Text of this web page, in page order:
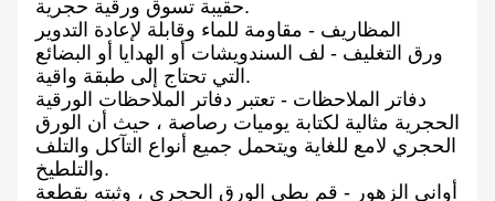
حقيبة تسوق ورقية حجرية.
المظاريف - مقاومة للماء وقابلة لإعادة التدوير
ورق التغليف - لف السندويشات أو الهدايا أو البضائع
التي تحتاج إلى طبقة واقية.
دفاتر الملاحظات - تعتبر دفاتر الملاحظات الورقية
الحجرية مثالية لكتابة يوميات رصاصة ، حيث أن الورق
الحجري لامع للغاية ويتحمل جميع أنواع التآكل والتلف
والتلطيخ.
أواني الزهور - قم بطي الورق الحجري ، وثبته بقطعة